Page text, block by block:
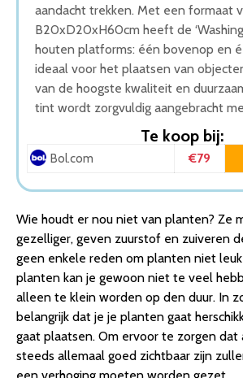
aandacht trekken. Met een formaat
B20xD20xH60cm heeft de
houten platforms: één bovenop en
ideaal voor het plaatsen van
van de hoogste kwaliteit en
tint wordt zorgvuldig aangebracht
Te koop bij:
Bol.com €79
Wie houdt er nou niet van planten? Ze
gezelliger, geven zuurstof en zuiveren
geen enkele reden om planten niet
planten kan je gewoon niet te veel
alleen te klein worden op den duur. In
belangrijk dat je je planten gaat
gaat plaatsen. Om ervoor te zorgen
steeds allemaal goed zichtbaar zijn